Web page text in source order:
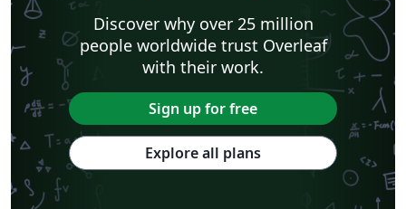
Discover why over 25 million
people worldwide trust Overleaf
with their work.
Sign up for free
Explore all plans